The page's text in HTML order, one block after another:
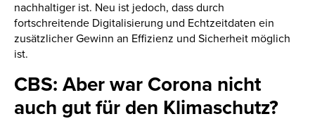
nachhaltiger ist. Neu ist jedoch, dass durch
fortschreitende Digitalisierung und Echtzeitdaten ein
zusätzlicher Gewinn an Effizienz und Sicherheit möglich
ist.
CBS: Aber war Corona nicht
auch gut für den Klimaschutz?